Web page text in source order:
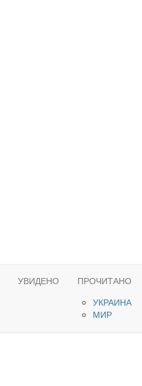
УВИДЕНО
ПРОЧИТАНО
УКРАИНА
МИР